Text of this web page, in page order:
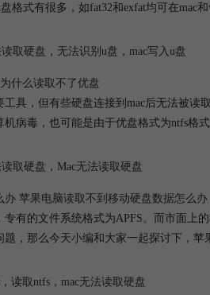
格式有很多，如fat32和exfat均可在mac
取硬盘 ， 无法识别u盘 ， mac写入u盘
什么读取不了优盘
具，但有些硬盘连接到mac后无法被读
病毒，也可能是由于优盘格式为ntfs格
取硬盘 ， Mac无法读取硬盘
苹果电脑读取不到移动硬盘数据怎么办
专有的文件系统格式为APFS。而市面上
，那么今天小编和大家一起探讨下，
， 读取ntfs ， mac无法读取硬盘